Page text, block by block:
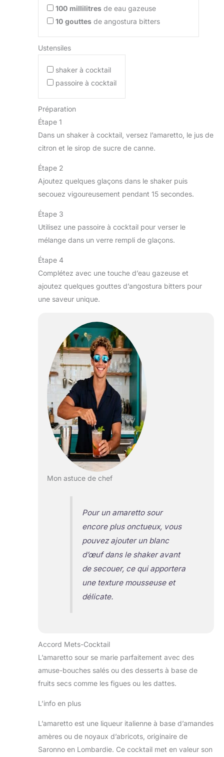
100 millilitres de eau gazeuse
10 gouttes de angostura bitters
Ustensiles
shaker à cocktail
passoire à cocktail
Préparation
Étape 1
Dans un shaker à cocktail, versez l’amaretto, le jus de
citron et le sirop de sucre de canne.
Étape 2
Ajoutez quelques glaçons dans le shaker puis
secouez vigoureusement pendant 15 secondes.
Étape 3
Utilisez une passoire à cocktail pour verser le
mélange dans un verre rempli de glaçons.
Étape 4
Complétez avec une touche d’eau gazeuse et
ajoutez quelques gouttes d’angostura bitters pour
une saveur unique.
Mon astuce de chef
Pour un amaretto sour
encore plus onctueux, vous
pouvez ajouter un blanc
d’œuf dans le shaker avant
de secouer, ce qui apportera
une texture mousseuse et
délicate.
Accord Mets-Cocktail
L’amaretto sour se marie parfaitement avec des
amuse-bouches salés ou des desserts à base de
fruits secs comme les figues ou les dattes.
L’info en plus
L’amaretto est une liqueur italienne à base d’amandes
amères ou de noyaux d’abricots, originaire de
Saronno en Lombardie. Ce cocktail met en valeur son